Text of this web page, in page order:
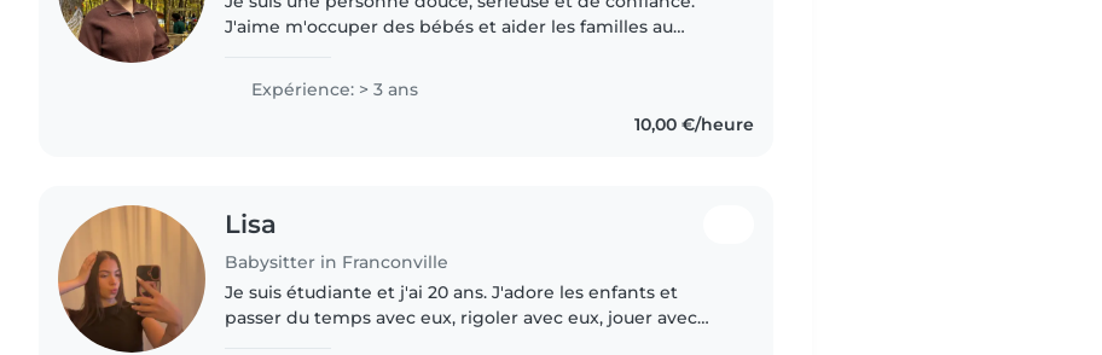
J'aime m'occuper des bébés et aider les familles au
enfants et au..
Expérience: > 3 ans
10,00 €/heure
Lisa
Babysitter in Franconville
Je suis étudiante et j'ai 20 ans. J'adore les enfants et
passer du temps avec eux, rigoler avec eux, jouer avec